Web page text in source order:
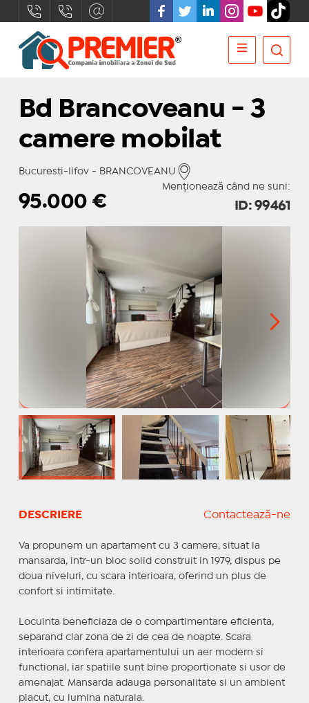
Bd Brancoveanu - 3
camere mobilat
Bucuresti-Ilfov - BRANCOVEANU
Menționează când ne suni:
95.000€ ID: 99461
DESCRIERE Contactează-ne
Va propunem un apartament cu 3 camere, situat la
mansarda, intr-un bloc solid construit in 1979, dispus pe
doua niveluri, cu scara interioara, oferind un plus de
confort si intimitate.
Locuinta beneficiaza de o compartimentare eficienta,
separand clar zona de zi de cea de noapte. Scara
interioara confera apartamentului un aer modern si
functional, iar spatiile sunt bine proportionate si usor de
amenajat. Mansarda adauga personalitate si un ambient
placut, cu lumina naturala.